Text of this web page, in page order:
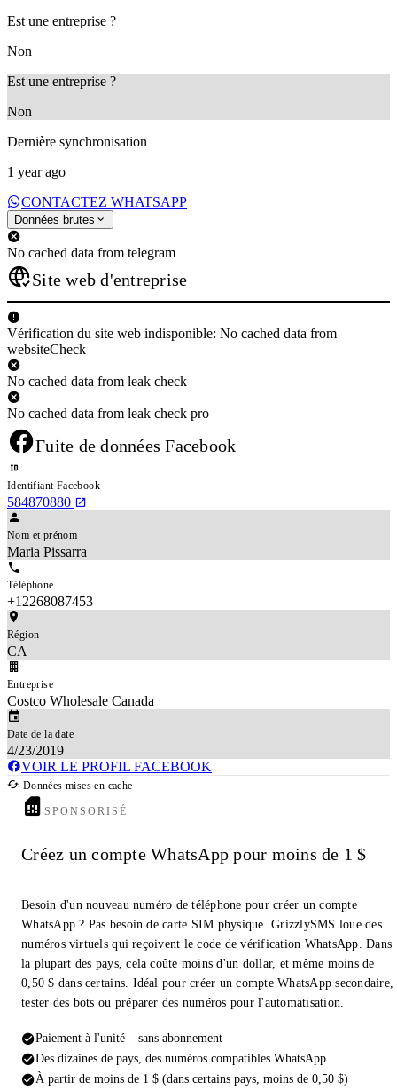
Est une entreprise ?
Non
Est une entreprise ?
Non
Dernière synchronisation
1 year ago
CONTACTEZ WHATSAPP
Données brutes
No cached data from telegram
Site web d'entreprise
Vérification du site web indisponible: No cached data from
websiteCheck
No cached data from leak check
No cached data from leak check pro
Fuite de données Facebook
Identifiant Facebook
584870880
Nom et prénom
Maria Pissarra
Téléphone
+12268087453
Région
CA
Entreprise
Costco Wholesale Canada
Date de la date
4/23/2019
VOIR LE PROFIL FACEBOOK
Données mises en cache
SPONSORISÉ
Créez un compte WhatsApp pour moins de 1 $
Besoin d'un nouveau numéro de téléphone pour créer un compte
WhatsApp ? Pas besoin de carte SIM physique. GrizzlySMS loue des
numéros virtuels qui reçoivent le code de vérification WhatsApp. Dans
la plupart des pays, cela coûte moins d'un dollar, et même moins de
0,50 $ dans certains. Idéal pour créer un compte WhatsApp secondaire,
tester des bots ou préparer des numéros pour l'automatisation.
Paiement à l'unité – sans abonnement
Des dizaines de pays, des numéros compatibles WhatsApp
À partir de moins de 1 $ (dans certains pays, moins de 0,50 $)